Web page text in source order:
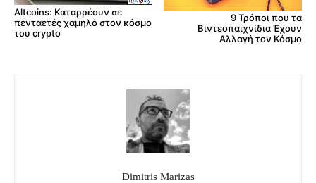
Altcoins: Καταρρέουν σε
πενταετές χαμηλό στον κόσμο
του crypto
9 Τρόποι που τα
Βιντεοπαιχνίδια Έχουν
Αλλαγή τον Κόσμο
Dimitris Marizas